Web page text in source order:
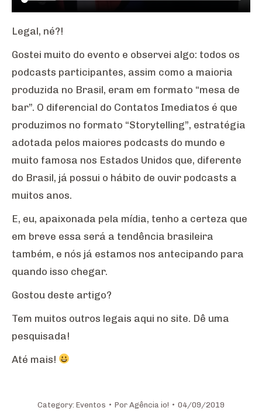
Legal, né?!
Gostei muito do evento e observei algo: todos os
podcasts participantes, assim como a maioria
produzida no Brasil, eram em formato “mesa de
bar”. O diferencial do Contatos Imediatos é que
produzimos no formato “Storytelling”, estratégia
adotada pelos maiores podcasts do mundo e
muito famosa nos Estados Unidos que, diferente
do Brasil, já possui o hábito de ouvir podcasts a
muitos anos.
E, eu, apaixonada pela mídia, tenho a certeza que
em breve essa será a tendência brasileira
também, e nós já estamos nos antecipando para
quando isso chegar.
Gostou deste artigo?
Tem muitos outros legais aqui no site. Dê uma
pesquisada!
Até mais!
Category: Eventos Por Agência io! 04/09/2019